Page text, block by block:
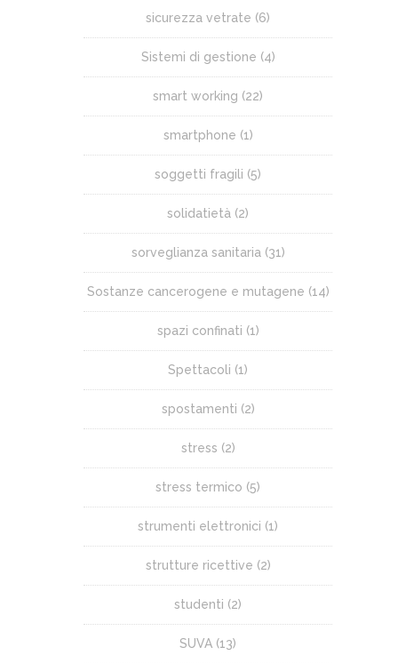
sicurezza vetrate (6)
Sistemi di gestione (4)
smart working (22)
smartphone (1)
soggetti fragili (5)
solidatietà (2)
sorveglianza sanitaria(31)
Sostanze cancerogene e mutagene (14)
spazi confinati (1)
Spettacoli (1)
spostamenti (2)
stress (2)
stress termico (5)
strumenti elettronici (1)
strutture ricettive (2)
studenti (2)
SUVA (13)